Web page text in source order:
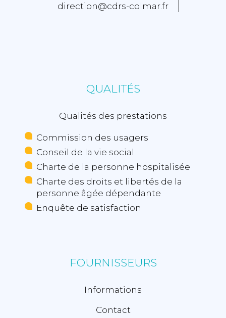
direction@cdrs-colmar.fr
QUALITÉS
Qualités des prestations
Commission des usagers
Conseil de la vie social
Charte de la personne hospitalisée
Charte des droits et libertés de la
personne âgée dépendante
Enquête de satisfaction
FOURNISSEURS
Informations
Contact